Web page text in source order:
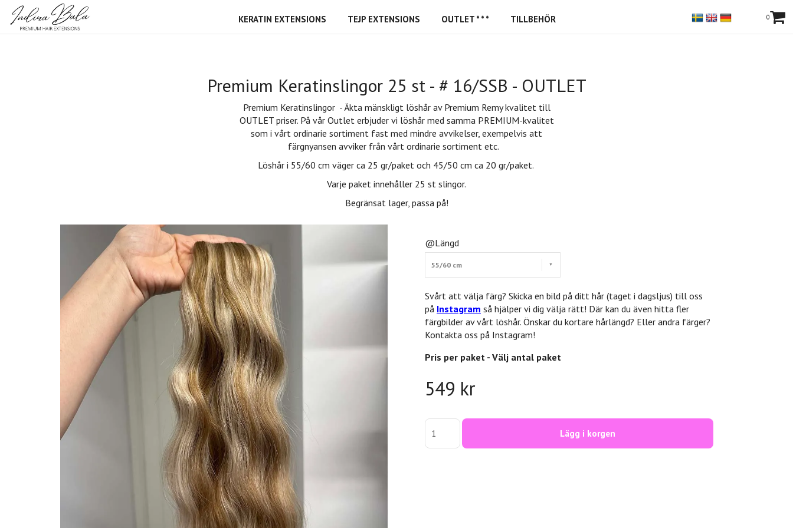
Premium Keratinslingor 25 st - # 16/SSB - OUTLET
Premium Keratinslingor - Äkta mänskligt löshår av Premium Remy kvalitet till
OUTLET priser. På vår Outlet erbjuder vi löshår med samma PREMIUM-kvalitet
som i vårt ordinarie sortiment fast med mindre avvikelser, exempelvis att
färgnyansen avviker från vårt ordinarie sortiment etc.
Löshår i 55/60 cm väger ca 25 gr/paket och 45/50 cm ca 20 gr/paket.
Varje paket innehåller 25 st slingor.
Begränsat lager, passa på!
@Längd
55/60 cm
Svårt att välja färg? Skicka en bild på ditt hår (taget i dagsljus) till oss
på Instagram så hjälper vi dig välja rätt! Där kan du även hitta fler
färgbilder av vårt löshår. Önskar du kortare hårlängd? Eller andra färger?
Kontakta oss på Instagram!
Pris per paket - Välj antal paket
549 kr
Lägg i korgen
KERATIN EXTENSIONS TEJP EXTENSIONS OUTLET * * * TILLBEHÖR 0